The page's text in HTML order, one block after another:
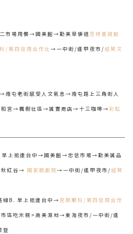
市場用餐→國美館→勤美草悟道范特喜微創
/第四信用合作社→一中街/逢甲夜市/ 經貿文
南屯老街感受人文氣息→南屯路上三角街人
和宮→楓樹社區→誠實商店→十三咖啡→彩虹
上抵達台中→國美館→忠信市場→勤美誠品
紅谷→ 國家歌劇院→一中街/逢甲夜市/ 經貿
達台中→ 宮原眼科/第四信用合作
區吃米糕>高美濕地→東海夜市/一中街/逢
登